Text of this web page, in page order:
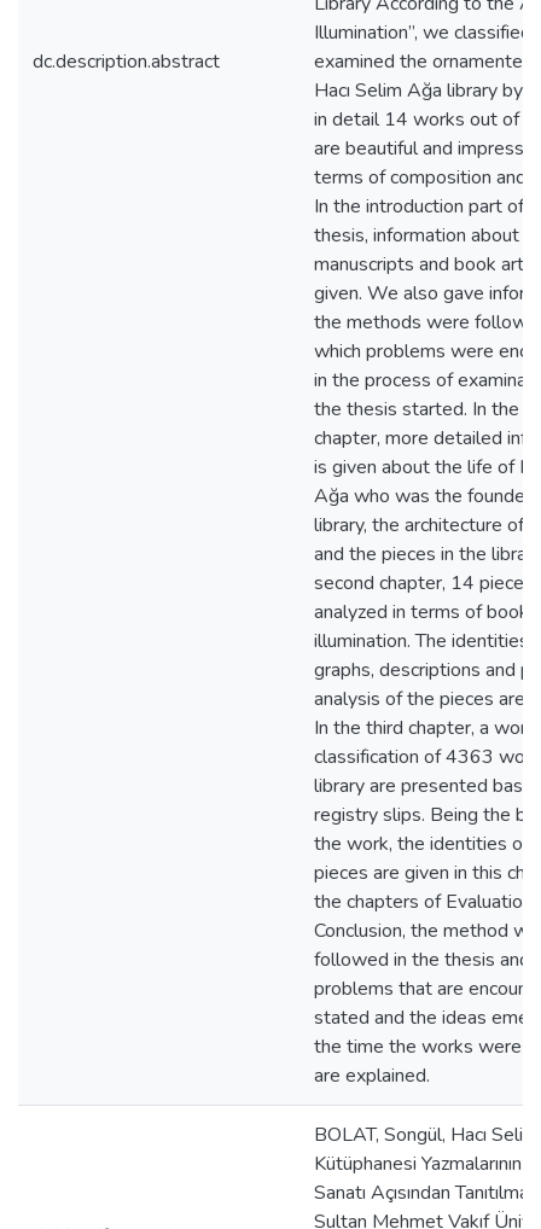
dc.description.abstract
Illumination”, we classified
examined the ornamented
Hacı Selim Ağa library by
in detail 14 works out of
are beautiful and
terms of composition and
In the introduction part of
thesis, information about
manuscripts and book arts
given. We also gave
the methods were
which problems were
in the process of
the thesis started. In the
chapter, more detailed
is given about the life of
Ağa who was the founder
library, the architecture of
and the pieces in the
second chapter, 14 pieces
analyzed in terms of book-
illumination. The
graphs, descriptions and
analysis of the pieces are
In the third chapter, a
classification of 4363
library are presented
registry slips. Being the
the work, the identities of
pieces are given in this
the chapters of Evaluation
Conclusion, the method
followed in the thesis and
problems that are
stated and the ideas
the time the works were
are explained.
BOLAT, Songül, Hacı
Kütüphanesi Yazmalarının
Sanatı Açısından
Sultan Mehmet Vakıf